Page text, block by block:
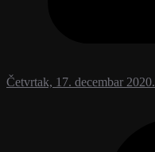
Četvrtak, 17. decembar 2020.